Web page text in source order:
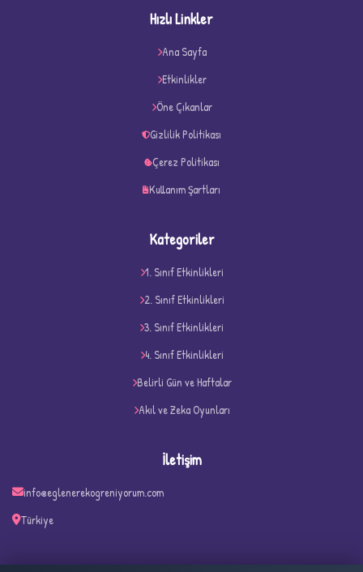
✧
Hızlı Linkler
Ana Sayfa
Etkinlikler
Öne Çıkanlar
Gizlilik Politikası
Çerez Politikası
Kullanım Şartları
Kategoriler
1. Sınıf Etkinlikleri
2. Sınıf Etkinlikleri
3. Sınıf Etkinlikleri
4. Sınıf Etkinlikleri
Belirli Gün ve Haftalar
Akıl ve Zeka Oyunları
İletişim
info@eglenerekogreniyorum.com
Türkiye